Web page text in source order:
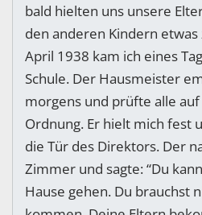
bald hielten uns unsere
den anderen Kindern
April 1938 kam ich eines
Schule. Der Hausmeister
morgens und prüfte alle
Ordnung. Er hielt mich fest
die Tür des Direktors. Der
Zimmer und sagte: “Du
Hause gehen. Du brauchst